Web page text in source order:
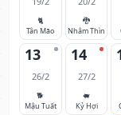
🐈
Tân Mão
🐉
Nhâm Thìn
13
26/2
🐕
Mậu Tuất
14
27/2
🐖
Kỷ Hợi